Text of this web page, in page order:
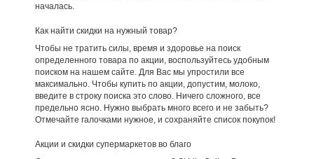
началась.
Как найти скидки на нужный товар?
Чтобы не тратить силы, время и здоровье на поиск
определенного товара по акции, воспользуйтесь удобным
поиском на нашем сайте. Для Вас мы упростили все
максимально. Чтобы купить по акции, допустим, молоко,
введите в строку поиска это слово. Ничего сложного, все
предельно ясно. Нужно выбрать много всего и не забыть?
Отмечайте галочками нужное, и сохраняйте список покупок!
Акции и скидки супермаркетов во благо